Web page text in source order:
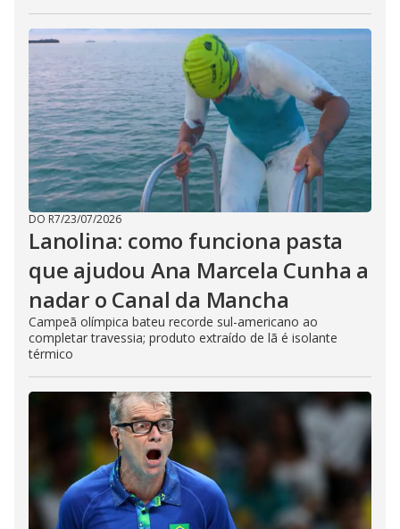
DO R7/23/07/2026
Lanolina: como funciona pasta
que ajudou Ana Marcela Cunha a
nadar o Canal da Mancha
Campeã olímpica bateu recorde sul-americano ao
completar travessia; produto extraído de lã é isolante
térmico